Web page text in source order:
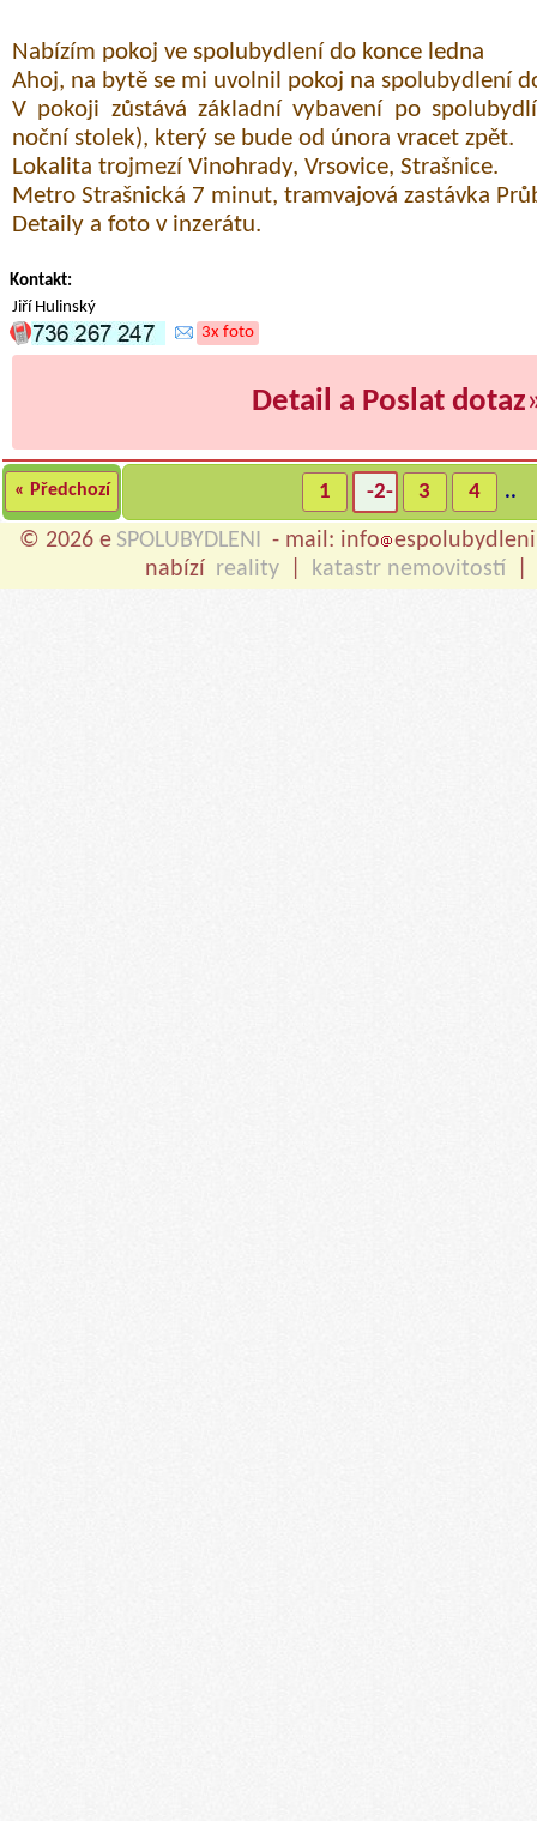
Nabízím pokoj ve spolubydlení do konce ledna
Ahoj, na bytě se mi uvolnil pokoj na spolubydlení
V pokoji zůstává základní vybavení po
noční stolek), který se bude od února vracet zpět.
Lokalita trojmezí Vinohrady, Vrsovice, Strašnice.
Metro Strašnická 7 minut, tramvajová zastávka
Detaily a foto v inzerátu.
Kontakt:
Jiří Hulinský
3x foto
Detail a Poslat dotaz
« Předchozí 1 -2- 3 4 ..
© 2026 e SPOLUBYDLENI - mail: info
nabízí reality katastr nemovitostí